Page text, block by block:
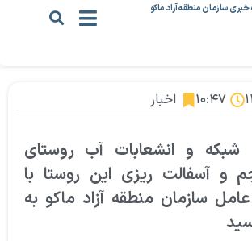
خبری سازمان منطقه آزاد ماکو
۱۰:۴۷ اخبار
شبکه و انشعابات آب روستای
و آسفالت ریزی این روستا با
سازمان منطقه آزاد ماکو به